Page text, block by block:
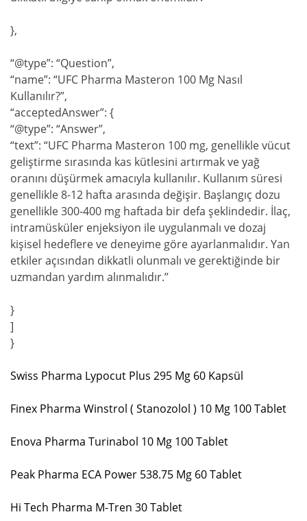
},
“@type”: “Question”,
“name”: “UFC Pharma Masteron 100 Mg Nasıl
Kullanılır?”,
“acceptedAnswer”: {
“@type”: “Answer”,
“text”: “UFC Pharma Masteron 100 mg, genellikle vücut
geliştirme sırasında kas kütlesini artırmak ve yağ
oranını düşürmek amacıyla kullanılır. Kullanım süresi
genellikle 8-12 hafta arasında değişir. Başlangıç dozu
genellikle 300-400 mg haftada bir defa şeklindedir. İlaç,
intramüsküler enjeksiyon ile uygulanmalı ve dozaj
kişisel hedeflere ve deneyime göre ayarlanmalıdır. Yan
etkiler açısından dikkatli olunmalı ve gerektiğinde bir
uzmandan yardım alınmalıdır.”
}
]
}
Swiss Pharma Lypocut Plus 295 Mg 60 Kapsül
Finex Pharma Winstrol ( Stanozolol ) 10 Mg 100 Tablet
Enova Pharma Turinabol 10 Mg 100 Tablet
Peak Pharma ECA Power 538.75 Mg 60 Tablet
Hi Tech Pharma M-Tren 30 Tablet